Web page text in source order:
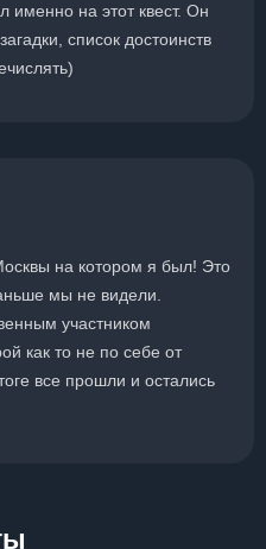
именно на этот квест. Он
список достоинств
на котором я был! Это
мы не видели.
участником
как то не по себе от
все прошли и остались